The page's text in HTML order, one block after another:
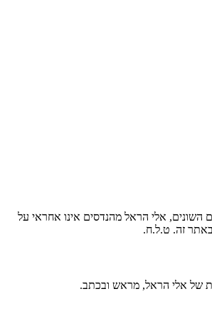
השונים, אלי הראל מהנדסים אינו אחראי על
באתר זה. ט.ל.ח.
של אלי הראל, מראש ובכתב.